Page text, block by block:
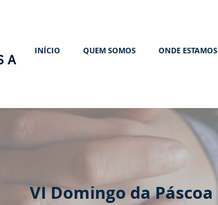
INÍCIO QUEM SOMOS ONDE ESTAMOS
VI Domingo da Páscoa